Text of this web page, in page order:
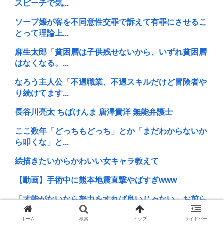
スピーチで気...
ソープ嬢が客を不同意性交罪で訴えて有罪にさせるこ
とって理論上...
麻生太郎「貧困層は子供残せないから、いずれ貧困層
はなくなる。...
なろう主人公「不遇職業、不遇スキルだけど冒険者や
り続けてます...
長谷川亮太 ちばけんま 唐澤貴洋 無能弁護士
ここ数年「どっちもどっち」とか「まだわからないか
ら叩くな」と...
絵描きたいからかわいい女キャラ教えて
【動画】手術中に熊本地震直撃やばすぎwww
「才能がないなら努力をすれば良いじゃない」お前ら
「努力できる...
ホーム 検索 トップ サイドバー